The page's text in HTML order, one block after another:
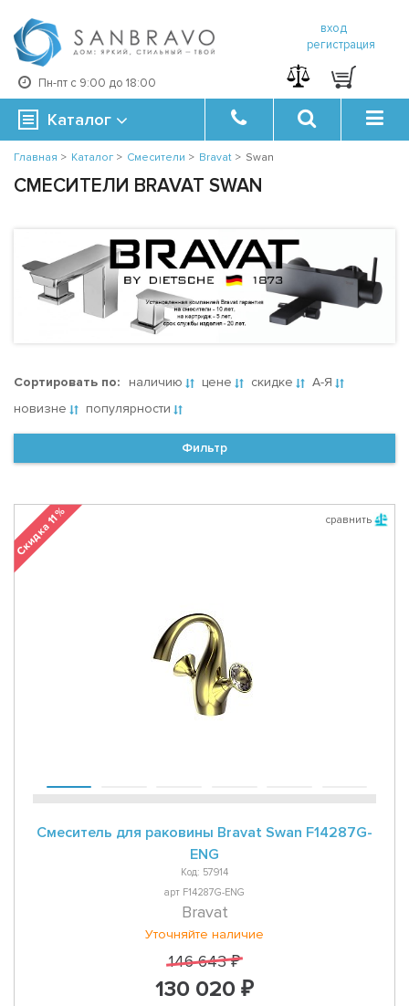
Пн-пт с 9:00 до 18:00
вход
регистрация
Каталог
Главная > Каталог > Смесители > Bravat > Swan
СМЕСИТЕЛИ BRAVAT SWAN
Сортировать по: наличию цене скидке
А-Я
новизне
популярности
Фильтр
сравнить
Скидка 11 %
Смеситель для раковины Bravat Swan F14287G-
ENG
Код: 57914
арт F14287G-ENG
Bravat
Уточняйте наличие
146 643 ₽
130 020 ₽